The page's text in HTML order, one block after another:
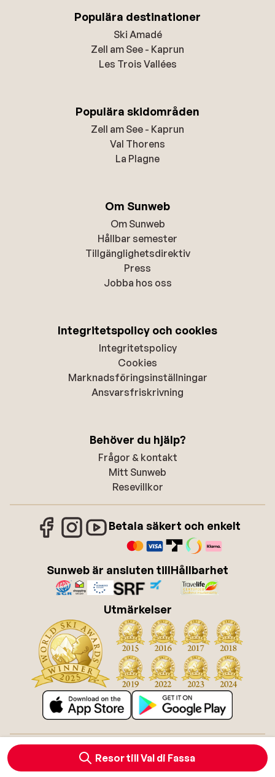
Resor till Val di Fassa
Populära destinationer
Ski Amadé
Zell am See - Kaprun
Les Trois Vallées
Populära skidområden
Zell am See - Kaprun
Val Thorens
La Plagne
Om Sunweb
Om Sunweb
Hållbar semester
Tillgänglighetsdirektiv
Press
Jobba hos oss
Integritetspolicy och cookies
Integritetspolicy
Cookies
Marknadsföringsinställningar
Ansvarsfriskrivning
Behöver du hjälp?
Frågor & kontakt
Mitt Sunweb
Resevillkor
Betala säkert och enkelt
Sunweb är ansluten tillHållbarhet
Utmärkelser
Om Sunweb Jobba hos Sunweb
Cookies
Tillgänglighetsdirektiv Ansvarsfriskrivning